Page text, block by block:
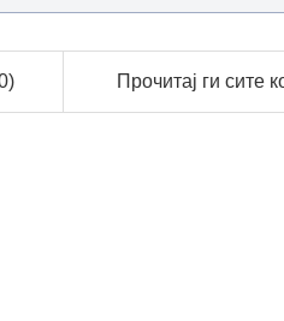
Прочитај ги сите